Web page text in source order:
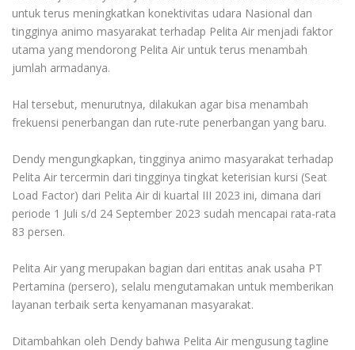
untuk terus meningkatkan konektivitas udara Nasional dan
tingginya animo masyarakat terhadap Pelita Air menjadi faktor
utama yang mendorong Pelita Air untuk terus menambah
jumlah armadanya.
Hal tersebut, menurutnya, dilakukan agar bisa menambah
frekuensi penerbangan dan rute-rute penerbangan yang baru.
Dendy mengungkapkan, tingginya animo masyarakat terhadap
Pelita Air tercermin dari tingginya tingkat keterisian kursi (Seat
Load Factor) dari Pelita Air di kuartal III 2023 ini, dimana dari
periode 1 Juli s/d 24 September 2023 sudah mencapai rata-rata
83 persen.
Pelita Air yang merupakan bagian dari entitas anak usaha PT
Pertamina (persero), selalu mengutamakan untuk memberikan
layanan terbaik serta kenyamanan masyarakat.
Ditambahkan oleh Dendy bahwa Pelita Air mengusung tagline